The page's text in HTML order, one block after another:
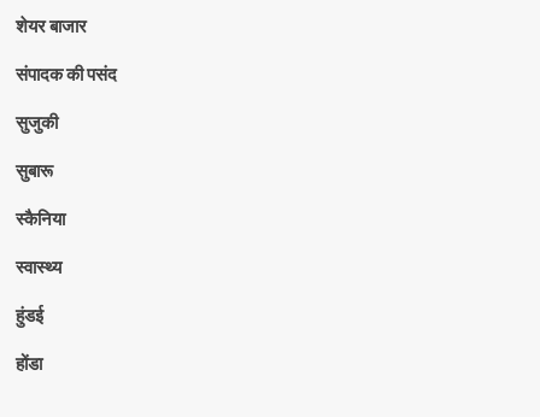
शेयर बाजार
संपादक की पसंद
सुजुकी
सुबारू
स्कैनिया
स्वास्थ्य
हुंडई
होंडा